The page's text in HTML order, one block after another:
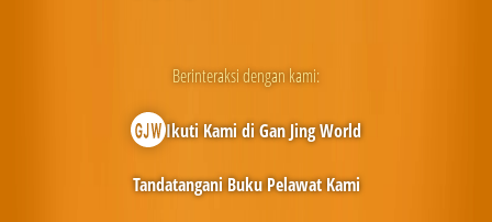
Berinteraksi dengan kami:
Ikuti Kami di Gan Jing World
Tandatangani Buku Pelawat Kami